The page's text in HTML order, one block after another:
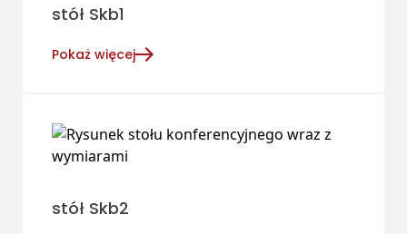
stół Skb1
Pokaż więcej
stół Skb2